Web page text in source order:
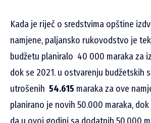
Kada je riječ o sredstvima opštine
namjene, paljansko rukovodstvo je
budžetu planiralo 40 000 maraka za
dok se 2021. u ostvarenju budžetskih
utrošenih 54.615 maraka za ove
planirano je novih 50.000 maraka,